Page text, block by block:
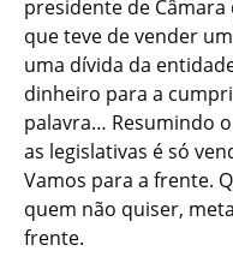
presidente de
que teve de vender
uma dívida da
dinheiro para a
palavra… Resumindo
as legislativas é só
Vamos para a frente.
quem não quiser,
frente.